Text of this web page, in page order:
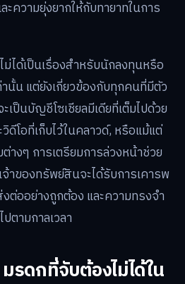
ความยุ่งยากให้กับทายาทในการ
ได้เป็นเรื่องสำหรับนักลงทุนหรือ
นั้น แต่ยังเกี่ยวข้องกับทุกคนที่มีตัว
เป็นบัญชีโซเชียลมีเดียที่เต็มไปด้วย
ดีโอที่เก็บไว้ในคลาวด์, หรือแม้แต่
างๆ การเตรียมการล่วงหน้าช่วย
จ้าของทรัพย์สินจะได้รับการเคารพ
ออย่างถูกต้อง และความทรงจำ
ตามกาลเวลา
รดกที่จับต้องไม่ได้ใน